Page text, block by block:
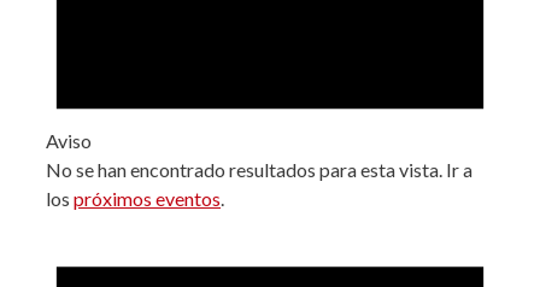
Aviso
No se han encontrado resultados para esta vista. Ir a
los próximos eventos